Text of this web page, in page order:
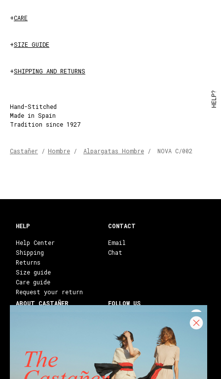
+CARE
+SIZE GUIDE
+SHIPPING AND RETURNS
Hand-Stitched
Made in Spain
Tradition since 1927
Castañer / Hombre / Alpargatas Hombre / NOVA C/002
CONTACT
Email
Chat
HELP
Help Center
Shipping
Returns
Size guide
Care guide
Request your return
ABOUT CASTAÑER
Franchises
Stores
Castañer Society
FOLLOW US
Facebook
Youtube
Blog
HELP?